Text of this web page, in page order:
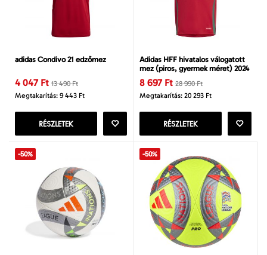
adidas Condivo 21 edzőmez
4 047 Ft 13 490 Ft
Megtakarítás: 9 443 Ft
RÉSZLETEK
Adidas HFF hivatalos válogatott
mez (piros, gyermek méret) 2024
8 697 Ft 28 990 Ft
Megtakarítás: 20 293 Ft
RÉSZLETEK
-50% -50%